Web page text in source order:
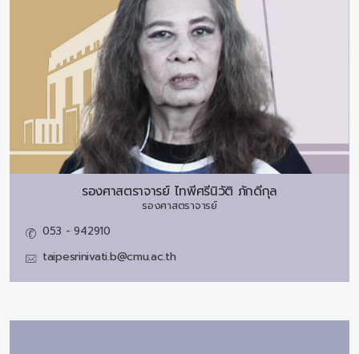
รองศาสตราจารย์ ไทพีศรีนิวัติ ภักดีกุล
รองศาสตราจารย์
053 - 942910
taipesrinivati.b@cmu.ac.th